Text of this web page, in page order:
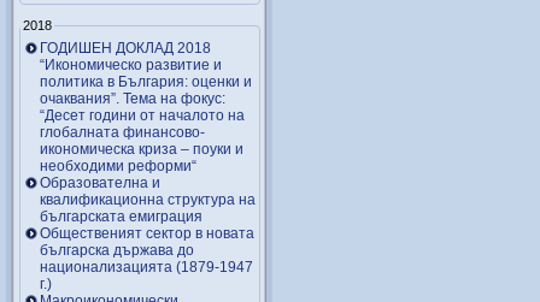
2018
ГОДИШЕН ДОКЛАД 2018
“Икономическо развитие и
политика в България: оценки и
очаквания”. Тема на фокус:
“Десет години от началото на
глобалната финансово-
икономическа криза – поуки и
необходими реформи“
Образователна и
квалификационна структура на
българската емиграция
Общественият сектор в новата
българска държава до
национализацията (1879-1947
г.)